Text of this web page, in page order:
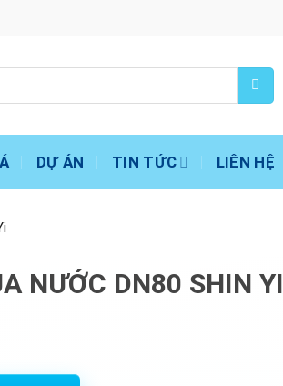
DỰ ÁN TIN TỨC LIÊN HỆ
NƯỚC DN80 SHIN YI